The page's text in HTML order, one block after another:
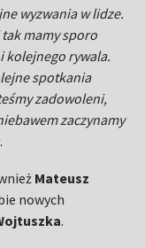
wyzwania w lidze.
mamy sporo
kolejnego rywala.
spotkania
zadowoleni,
zaczynamy
Mateusz
nowych
.